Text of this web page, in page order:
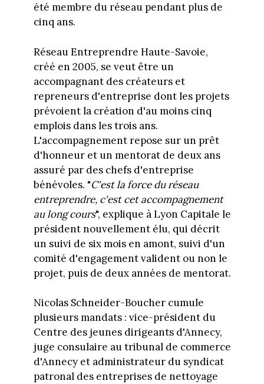
été membre du réseau pendant plus de
cinq ans.
Réseau Entreprendre Haute-Savoie,
créé en 2005, se veut être un
accompagnant des créateurs et
repreneurs d'entreprise dont les projets
prévoient la création d'au moins cinq
emplois dans les trois ans.
L'accompagnement repose sur un prêt
d'honneur et un mentorat de deux ans
assuré par des chefs d'entreprise
bénévoles. "C'est la force du réseau
entreprendre, c'est cet accompagnement
au long cours", explique à Lyon Capitale le
président nouvellement élu, qui décrit
un suivi de six mois en amont, suivi d'un
comité d'engagement valident ou non le
projet, puis de deux années de mentorat.
Nicolas Schneider-Boucher cumule
plusieurs mandats : vice-président du
Centre des jeunes dirigeants d'Annecy,
juge consulaire au tribunal de commerce
d'Annecy et administrateur du syndicat
patronal des entreprises de nettoyage